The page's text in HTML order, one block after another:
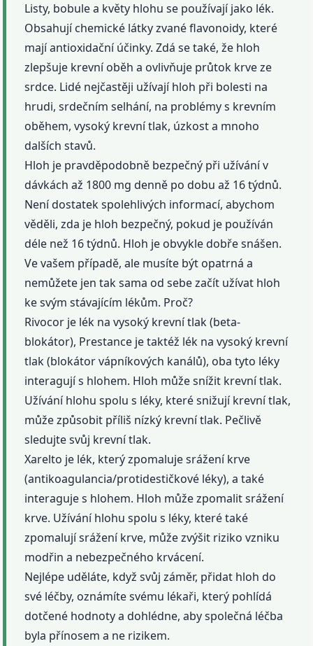
Listy, bobule a květy hlohu se používají jako lék.
Obsahují chemické látky zvané flavonoidy, které
mají antioxidační účinky. Zdá se také, že hloh
zlepšuje krevní oběh a ovlivňuje průtok krve ze
srdce. Lidé nejčastěji užívají hloh při bolesti na
hrudi, srdečním selhání, na problémy s krevním
oběhem, vysoký krevní tlak, úzkost a mnoho
dalších stavů.
Hloh je pravděpodobně bezpečný při užívání v
dávkách až 1800 mg denně po dobu až 16 týdnů.
Není dostatek spolehlivých informací, abychom
věděli, zda je hloh bezpečný, pokud je používán
déle než 16 týdnů. Hloh je obvykle dobře snášen.
Ve vašem případě, ale musíte být opatrná a
nemůžete jen tak sama od sebe začít užívat hloh
ke svým stávajícím lékům. Proč?
Rivocor je lék na vysoký krevní tlak (beta-
blokátor), Prestance je taktéž lék na vysoký krevní
tlak (blokátor vápníkových kanálů), oba tyto léky
interagují s hlohem. Hloh může snížit krevní tlak.
Užívání hlohu spolu s léky, které snižují krevní tlak,
může způsobit příliš nízký krevní tlak. Pečlivě
sledujte svůj krevní tlak.
Xarelto je lék, který zpomaluje srážení krve
(antikoagulancia/protidestičkové léky), a také
interaguje s hlohem. Hloh může zpomalit srážení
krve. Užívání hlohu spolu s léky, které také
zpomalují srážení krve, může zvýšit riziko vzniku
modřin a nebezpečného krvácení.
Nejlépe uděláte, když svůj záměr, přidat hloh do
své léčby, oznámíte svému lékaři, který pohlídá
dotčené hodnoty a dohlédne, aby společná léčba
byla přínosem a ne rizikem.